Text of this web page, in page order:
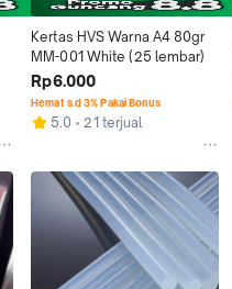
Kertas HVS Warna A4 80gr
MM-001 White (25 lembar)
Rp6.000
Hemat s.d 3% Pakai Bonus
5.0 21 terjual